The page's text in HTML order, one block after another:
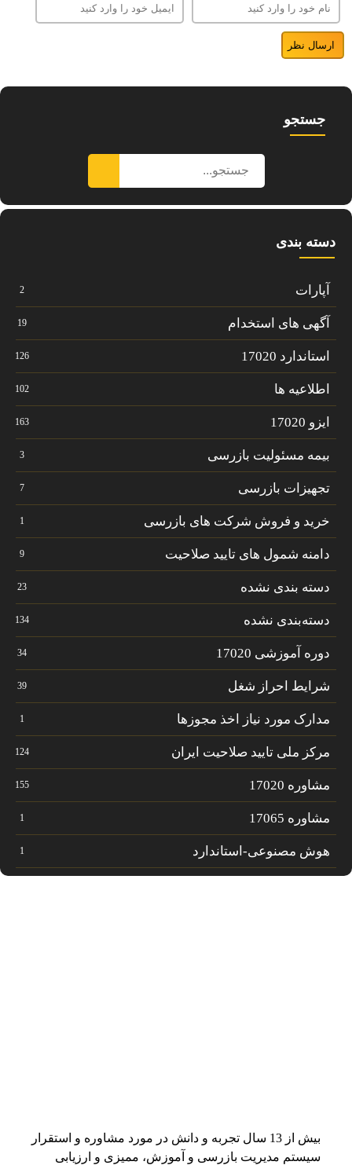
جستجو
دسته بندی
آپارات 2
آگهی های استخدام 19
استاندارد 17020 126
اطلاعیه ها 102
ایزو 17020 163
بیمه مسئولیت بازرسی 3
تجهیزات بازرسی 7
خرید و فروش شرکت های بازرسی 1
دامنه شمول های تایید صلاحیت 9
دسته بندی نشده 23
دسته‌بندی نشده 134
دوره آموزشی 17020 34
شرایط احراز شغل 39
مدارک مورد نیاز اخذ مجوزها 1
مرکز ملی تایید صلاحیت ایران 124
مشاوره 17020 155
مشاوره 17065 1
هوش مصنوعی-استاندارد 1
بیش از 13 سال تجربه و دانش در مورد مشاوره و استقرار
سیستم مدیریت بازرسی و آموزش، ممیزی و ارزیابی